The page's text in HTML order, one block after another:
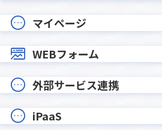
マイページ
WEBフォーム
外部サービス連携
iPaaS